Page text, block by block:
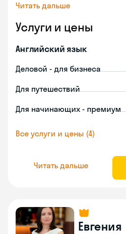
Читать дальше
Услуги и цены
Английский язык
Деловой - для бизнеса
Для путешествий
Для начинающих - премиум
Все услуги и цены (4)
Читать дальше
Евгения